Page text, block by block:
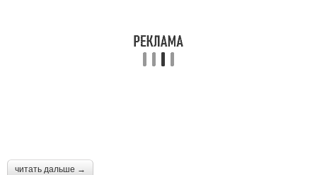
читать дальше →